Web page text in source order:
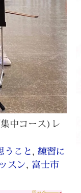
中コース)レ
うこと, 練習に
スン, 富士市